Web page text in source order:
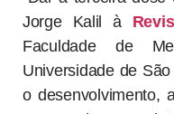
uma terceira dose.
“Dar a terceira
Jorge Kalil à
Faculdade de